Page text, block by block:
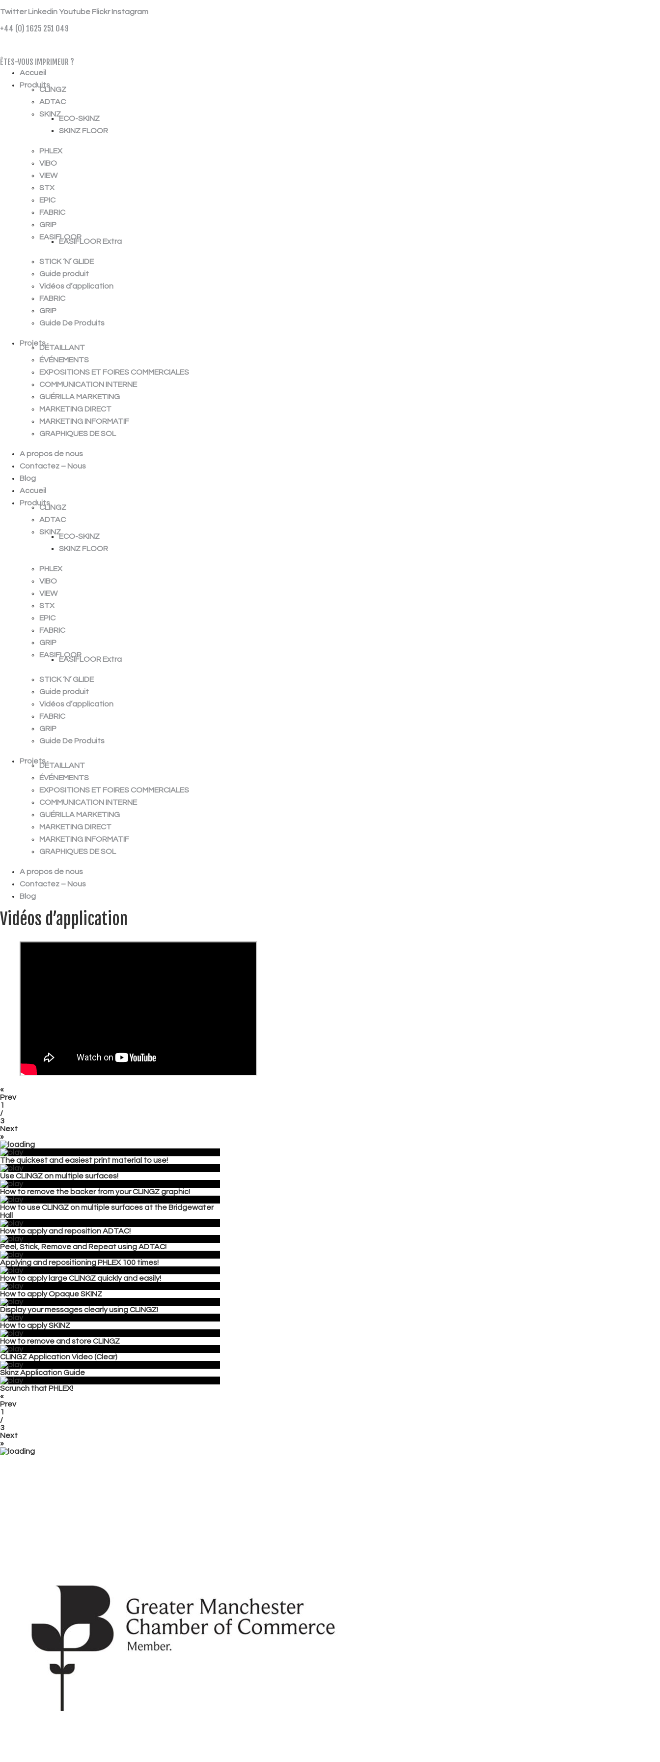
Twitter LinkedinYoutube Flickr Instagram
+44 (0) 1625 251 049
ÊTES-VOUS IMPRIMEUR ?
Accueil
Produits
CLINGZ
ADTAC
SKINZ
ECO-SKINZ
SKINZ FLOOR
PHLEX
VIBO
VIEW
STX
EPIC
FABRIC
GRIP
EASIFLOOR
EASIFLOOR Extra
STICK ‘N’ GLIDE
Guide produit
Vidéos d’application
FABRIC
GRIP
Guide De Produits
Projets
DÉTAILLANT
ÉVÉNEMENTS
EXPOSITIONS ET FOIRES COMMERCIALES
COMMUNICATION INTERNE
GUÉRILLA MARKETING
MARKETING DIRECT
MARKETING INFORMATIF
GRAPHIQUES DE SOL
A propos de nous
Contactez – Nous
Blog
Accueil
Produits
CLINGZ
ADTAC
SKINZ
ECO-SKINZ
SKINZ FLOOR
PHLEX
VIBO
VIEW
STX
EPIC
FABRIC
GRIP
EASIFLOOR
EASIFLOOR Extra
STICK ‘N’ GLIDE
Guide produit
Vidéos d’application
FABRIC
GRIP
Guide De Produits
Projets
DÉTAILLANT
ÉVÉNEMENTS
EXPOSITIONS ET FOIRES COMMERCIALES
COMMUNICATION INTERNE
GUÉRILLA MARKETING
MARKETING DIRECT
MARKETING INFORMATIF
GRAPHIQUES DE SOL
A propos de nous
Contactez – Nous
Blog
Vidéos d’application
«
Prev
1
/
3
Next
»
The quickest and easiest print material to use!
Use CLINGZ on multiple surfaces!
How to remove the backer from your CLINGZ graphic!
How to use CLINGZ on multiple surfaces at the Bridgewater
Hall
How to apply and reposition ADTAC!
Peel, Stick, Remove and Repeat using ADTAC!
Applying and repositioning PHLEX 100 times!
How to apply large CLINGZ quickly and easily!
How to apply Opaque SKINZ
Display your messages clearly using CLINGZ!
How to apply SKINZ
How to remove and store CLINGZ
CLINGZ Application Video (Clear)
Skinz Application Guide
Scrunch that PHLEX!
«
Prev
1
/
3
Next
»